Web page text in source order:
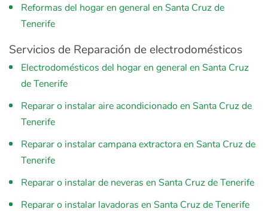
Reformas del hogar en general en Santa Cruz de
Tenerife
Servicios de Reparación de electrodomésticos
Electrodomésticos del hogar en general en Santa Cruz
de Tenerife
Reparar o instalar aire acondicionado en Santa Cruz de
Tenerife
Reparar o instalar campana extractora en Santa Cruz de
Tenerife
Reparar o instalar de neveras en Santa Cruz de Tenerife
Reparar o instalar lavadoras en Santa Cruz de Tenerife